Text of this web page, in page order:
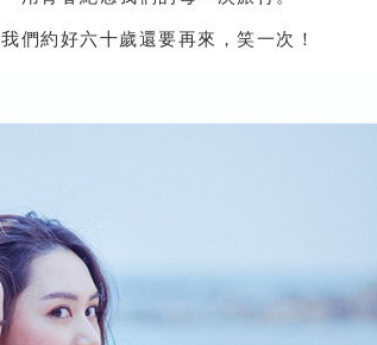
我們約好六十歲還要再來，笑一次！